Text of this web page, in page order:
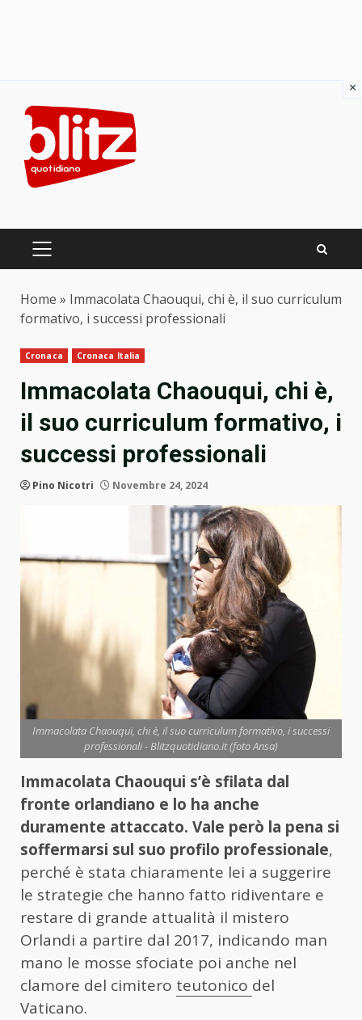
content
PRIMARY
Home » Immacolata Chaouqui, chi è, il suo curriculum
formativo, i successi professionali
Cronaca Cronaca Italia
Immacolata Chaouqui, chi è,
il suo curriculum formativo, i
successi professionali
Pino Nicotri Novembre 24, 2024
Immacolata Chaouqui, chi è, il suo curriculum formativo, i successi
professionali - Blitzquotidiano.it (foto Ansa)
Immacolata Chaouqui s’è sfilata dal
fronte orlandiano e lo ha anche
duramente attaccato. Vale però la pena si
soffermarsi sul suo profilo professionale,
perché è stata chiaramente lei a suggerire
le strategie che hanno fatto ridiventare e
restare di grande attualità il mistero
Orlandi a partire dal 2017, indicando man
mano le mosse sfociate poi anche nel
clamore del cimitero teutonico del
Vaticano.
×